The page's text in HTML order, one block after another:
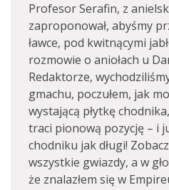
Profesor Serafin, z
zaproponował, abyśmy
ławce, pod kwitnącymi
rozmowie o aniołach u
Redaktorze,
gmachu, poczułem, jak
wystającą płytkę
traci pionową pozycję – i
chodniku jak długi!
wszystkie gwiazdy, a w
że znalazłem się w